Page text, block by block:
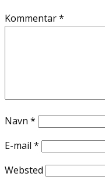
Kommentar*
Navn *
E-mail *
Websted